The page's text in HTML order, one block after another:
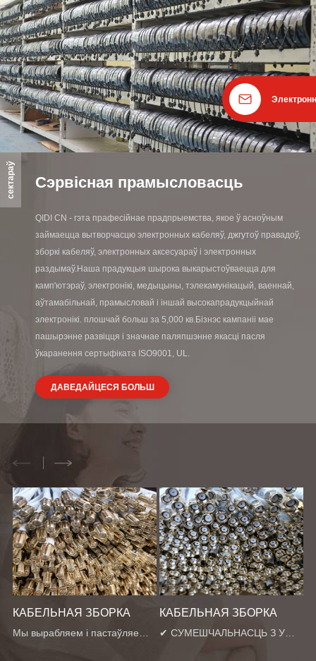
сектараў Сэрвісная прамысловасць
QIDI CN - гэта прафесійнае прадпрыемства, якое ў асноўным
займаецца вытворчасцю электронных кабеляў, джгутоў правадоў,
зборкі кабеляў, электронных аксесуараў і электронных
раздымаў.Наша прадукцыя шырока выкарыстоўваецца для
камп'ютэраў, электронікі, медыцыны, тэлекамунікацый, ваеннай,
аўтамабільнай, прамысловай і іншай высокапрадукцыйнай
электронікі. плошчай больш за 5,000 кв.Бізнэс кампаніі мае
пашырэнне развіцця і значнае паляпшэнне якасці пасля
ўкаранення сертыфіката ISO9001, UL.
ДАВЕДАЙЦЕСЯ БОЛЬШ
КАБЕЛЬНАЯ ЗБОРКА
QDCA011
КАБЕЛЬНАЯ ЗБОРКА
QDCA010
✔ СУМЕШЧАЛЬНАСЦЬ З УСІМІ ГЕЛІЕВЫМІ МАЙНЕРАМІ: раз'ём RP-SMA Male сумяшчальны з усімі вядомымі геліевымі HNT-майнерамі.Nebra RAK Bobcat Syncrobit Sensecap.Таксама сумяшчальны з: бесправадным сеткавым маршрутызатарам, мадэмам WiFi AP Hotspot, WiFi USB-адаптарам, настольным ПК, бесправадным адаптарам сеткавай карты Mini PCI Express PCI-E.✔ НІЗКАЯ СТРАТА СІГНАЛУ: наш кабель Raigen-400 з самай высокай прадукцыйнасцю, кааксіяльны 50 Ом.Пабудаваны з медным алюмініевым правадніком і абалонкай з ПВХ, абароненай ад падвойнага ультрафіялету.Пераўзыходзіць...